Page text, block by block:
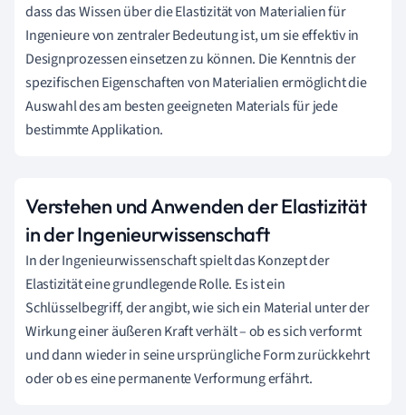
dass das Wissen über die Elastizität von Materialien für
Ingenieure von zentraler Bedeutung ist, um sie effektiv in
Designprozessen einsetzen zu können. Die Kenntnis der
spezifischen Eigenschaften von Materialien ermöglicht die
Auswahl des am besten geeigneten Materials für jede
bestimmte Applikation.
Verstehen und Anwenden der Elastizität
in der Ingenieurwissenschaft
In der Ingenieurwissenschaft spielt das Konzept der
Elastizität eine grundlegende Rolle. Es ist ein
Schlüsselbegriff, der angibt, wie sich ein Material unter der
Wirkung einer äußeren Kraft verhält – ob es sich verformt
und dann wieder in seine ursprüngliche Form zurückkehrt
oder ob es eine permanente Verformung erfährt.